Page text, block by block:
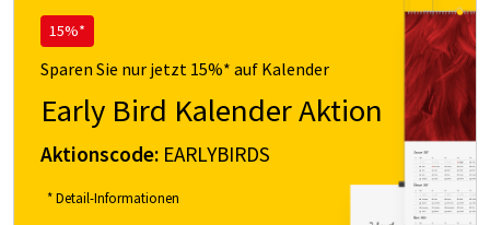
15%*
Sparen Sie nur jetzt 15%* auf Kalender
Early Bird Kalender Aktion
Aktionscode: EARLYBIRDS
* Detail-Informationen